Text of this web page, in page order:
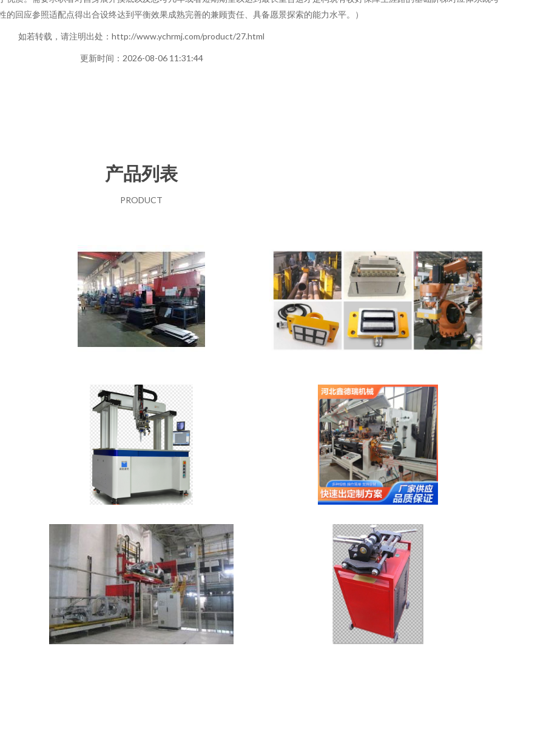
回应参照适配点得出合设终达到平衡效果成熟完善的兼顾责任、具备愿景探索的能力水平。）
如若转载，请注明出处：http://www.ychrmj.com/product/27.html
更新时间：2026-08-06 11:31:44
产品列表
PRODUCT